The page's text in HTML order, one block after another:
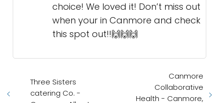
choice! We loved it! Don’t miss out
when your in Canmore and check
this spot out!!🙌🙌🙌
Three Sisters
catering Co. -
Canmore
Collaborative
Health - Canmore,